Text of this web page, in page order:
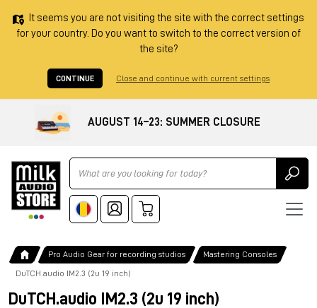
It seems you are not visiting the site with the correct settings
for your country. Do you want to switch to the correct version of
the site?
CONTINUE Close and continue with current settings
AUGUST 14–23: SUMMER CLOSURE
Ricerca
Pro Audio Gear for recording studios Mastering Consoles
DuTCH.audio IM2.3 (2u 19 inch)
DuTCH.audio IM2.3 (2u 19 inch)